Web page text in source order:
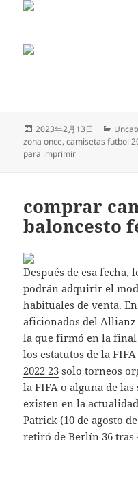
Publicado
el
2023年2月13日
zona once,camisetas futbol
para imprimir
comprar
baloncesto
Después de esa fecha,
podrán adquirir el
habituales de venta.
aficionados del Allianz
la que firmó en la final
los estatutos de la
2022 23 solo torneos
la FIFA o alguna de
existen en la
Patrick (10 de agosto
retiró de Berlín 36